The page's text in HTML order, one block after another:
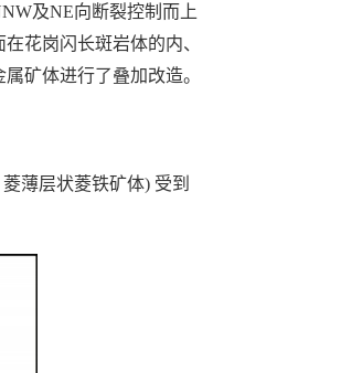
及NE向断裂控制而上
花岗闪长斑岩体的内、
矿体进行了叠加改造。
薄层状菱铁矿体) 受到